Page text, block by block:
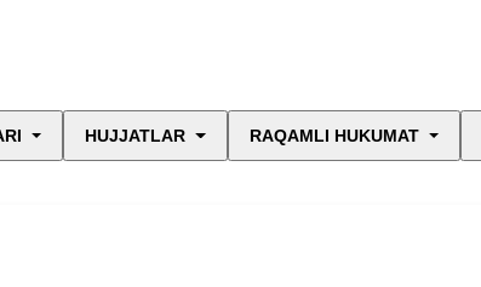
HUJJATLAR RAQAMLI HUKUMAT